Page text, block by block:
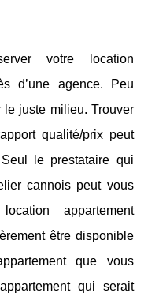
votre location
d’une agence. Peu
le juste milieu. Trouver
qualité/prix peut
le prestataire qui
cannois peut vous
appartement
être disponible
que vous
qui serait